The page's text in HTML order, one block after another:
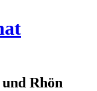
Rhön